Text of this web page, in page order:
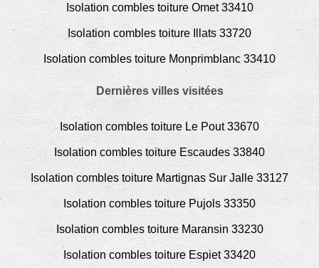
Isolation combles toiture Omet 33410
Isolation combles toiture Illats 33720
Isolation combles toiture Monprimblanc 33410
Dernières villes visitées
Isolation combles toiture Le Pout 33670
Isolation combles toiture Escaudes 33840
Isolation combles toiture Martignas Sur Jalle 33127
Isolation combles toiture Pujols 33350
Isolation combles toiture Maransin 33230
Isolation combles toiture Espiet 33420